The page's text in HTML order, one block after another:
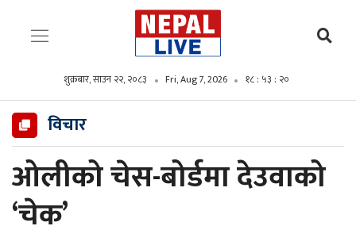
शुक्रबार, साउन २२, २०८३ Fri, Aug 7, 2026 १८ : ५३ : २२
विचार
ओलीको चेस-बोर्डमा देउवाको
‘चेक’